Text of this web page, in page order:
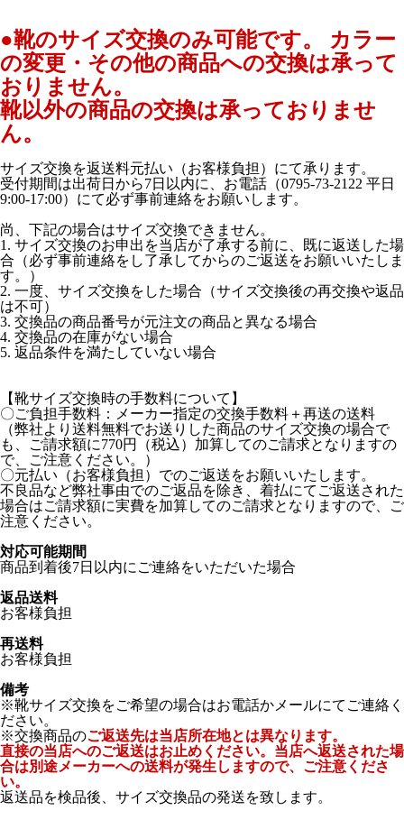
●靴のサイズ交換のみ可能です。
カラー
の変更・その他の商品への交換は承って
おりません。
靴以外の商品の交換は承っておりませ
ん。
サイズ交換を返送料元払い（お客様負担）にて承ります。
受付期間は出荷日から7日以内に、お電話（0795-73-2122 平日
9:00-17:00）にて必ず事前連絡をお願いします。
尚、下記の場合はサイズ交換できません。
1. サイズ交換のお申出を当店が了承する前に、既に返送した場
合（必ず事前連絡をし了承してからのご返送をお願いいたしま
す。）
2. 一度、サイズ交換をした場合（サイズ交換後の再交換や返品
は不可）
3. 交換品の商品番号が元注文の商品と異なる場合
4. 交換品の在庫がない場合
5. 返品条件を満たしていない場合
【靴サイズ交換時の手数料について】
〇ご負担手数料：メーカー指定の交換手数料＋再送の送料
（弊社より送料無料でお送りした商品のサイズ交換の場合で
も、ご請求額に770円（税込）加算してのご請求となりますの
で、ご注意ください。）
〇元払い（お客様負担）でのご返送をお願いいたします。
不良品など弊社事由でのご返品を除き、着払にてご返送された
場合はご請求額に実費を加算してのご請求となりますので、ご
注意ください。
対応可能期間
商品到着後7日以内にご連絡をいただいた場合
返品送料
お客様負担
再送料
お客様負担
備考
※靴サイズ交換をご希望の場合はお電話かメールにてご連絡く
ださい。
※交換商品のご返送先は当店所在地とは異なります。
直接の当店へのご返送はお止めください。当店へ返送された場
合は別途メーカーへの送料が発生しますので、ご注意くださ
い。
返送品を検品後、サイズ交換品の発送を致します。